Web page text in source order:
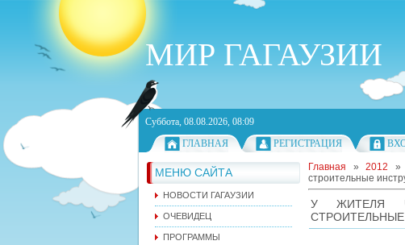
МИР ГАГАУЗИИ
Суббота, 08.08.2026, 08:09
ГЛАВНАЯ
РЕГИСТРАЦИЯ
МЕНЮ САЙТА
НОВОСТИ ГАГАУЗИИ
ОЧЕВИДЕЦ
ПРОГРАММЫ
Главная »2012 »
строительные
У ЖИТЕЛЯ